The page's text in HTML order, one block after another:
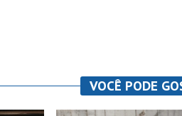
VOCÊ PODE